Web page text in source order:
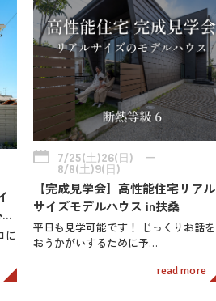
…
に
7/25(土)26(日) ー
8/8(土)9(日)
【完成見学会】高性能住宅リアル
サイズモデルハウス in扶桑
平日も見学可能です！ じっくりお話を
おうかがいするために予…
read more